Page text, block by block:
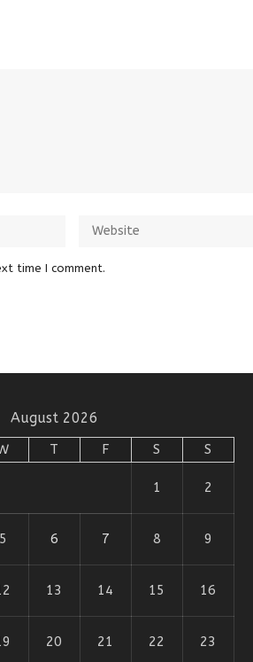
time I comment.
August 2026
T F S S
1 2
5 6 7 8 9
13 14 15 16
20 21 22 23